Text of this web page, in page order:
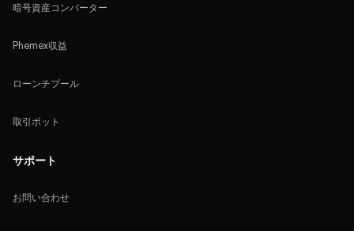
暗号資産コンバーター
Phemex収益
ローンチプール
取引ボット
サポート
お問い合わせ